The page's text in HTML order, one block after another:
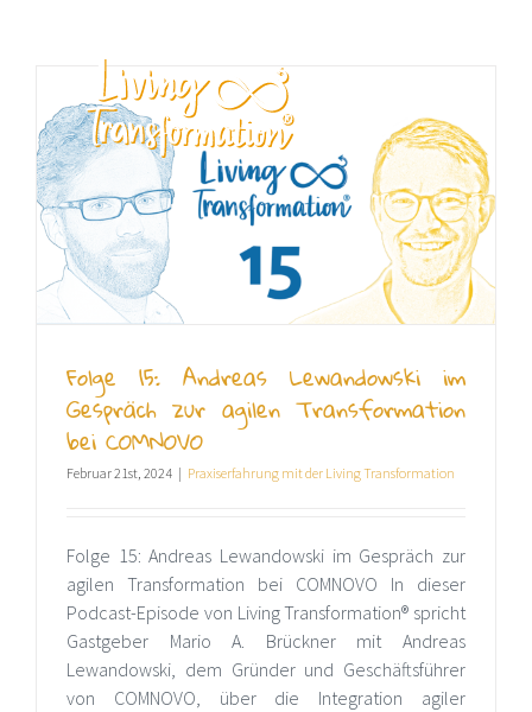
Folge 15: Andreas Lewandowski im
Gespräch zur agilen Transformation
bei COMNOVO
Februar 21st, 2024 | Praxiserfahrung mit der Living Transformation
Folge 15: Andreas Lewandowski im Gespräch zur
agilen Transformation bei COMNOVO In dieser
Podcast-Episode von Living Transformation® spricht
Gastgeber Mario A. Brückner mit Andreas
Lewandowski, dem Gründer und Geschäftsführer
von COMNOVO, über die Integration agiler